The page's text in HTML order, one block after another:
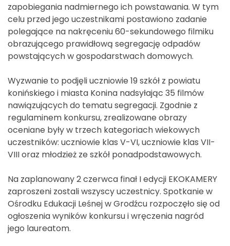
zapobiegania nadmiernego ich powstawania. W tym
celu przed jego uczestnikami postawiono zadanie
polegające na nakręceniu 60-sekundowego filmiku
obrazującego prawidłową segregację odpadów
powstających w gospodarstwach domowych.
Wyzwanie to podjęli uczniowie 19 szkół z powiatu
konińskiego i miasta Konina nadsyłając 35 filmów
nawiązujących do tematu segregacji. Zgodnie z
regulaminem konkursu, zrealizowane obrazy
oceniane były w trzech kategoriach wiekowych
uczestników: uczniowie klas V-VI, uczniowie klas VII-
VIII oraz młodzież ze szkół ponadpodstawowych.
Na zaplanowany 2 czerwca finał I edycji EKOKAMERY
zaproszeni zostali wszyscy uczestnicy. Spotkanie w
Ośrodku Edukacji Leśnej w Grodźcu rozpoczęło się od
ogłoszenia wyników konkursu i wręczenia nagród
jego laureatom.